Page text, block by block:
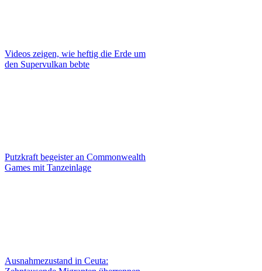
Videos zeigen, wie heftig die Erde um
den Supervulkan bebte
Putzkraft begeister an Commonwealth
Games mit Tanzeinlage
Ausnahmezustand in Ceuta: